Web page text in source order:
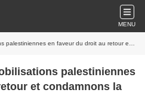
MENU
en faveur du droit au retour et condamnons la répression sioniste.
palestiniennes
et condamnons la